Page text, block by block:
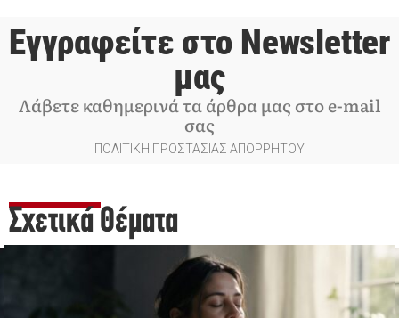
Εγγραφείτε στο Newsletter
μας
Λάβετε καθημερινά τα άρθρα μας στο e-mail
σας
ΠΟΛΙΤΙΚΗ ΠΡΟΣΤΑΣΙΑΣ ΑΠΟΡΡΗΤΟΥ
Σχετικά Θέματα